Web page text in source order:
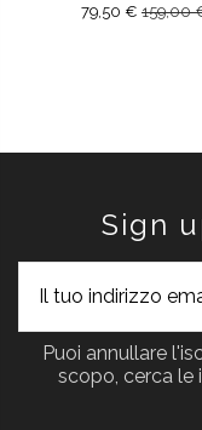
79,50 € 159,00
Sign
Puoi annullare
scopo, cerca le